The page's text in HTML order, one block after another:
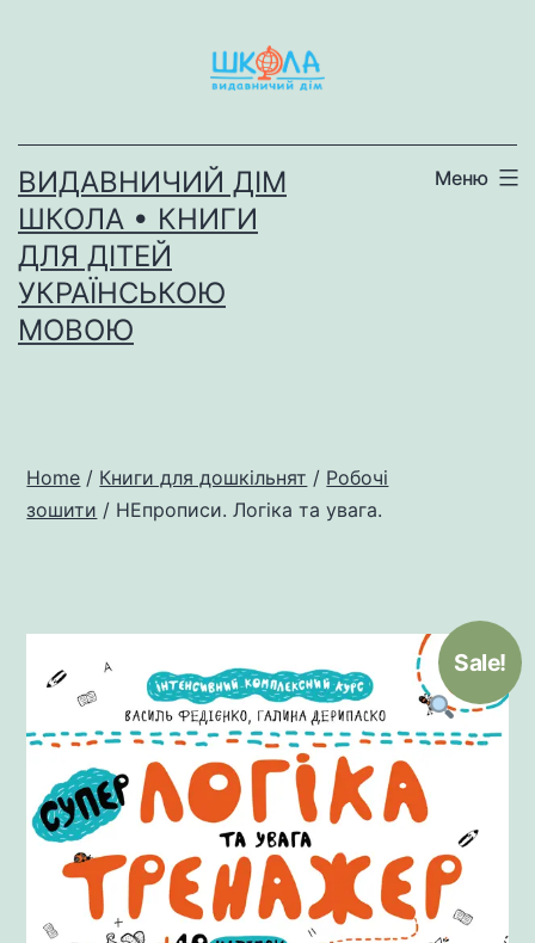
ВИДАВНИЧИЙ ДІМ
ШКОЛА • КНИГИ
ДЛЯ ДІТЕЙ
УКРАЇНСЬКОЮ
МОВОЮ
Меню
Home / Книги для дошкільнят / Робочі
зошити / НEпрописи. Логіка та увага.
Sale!